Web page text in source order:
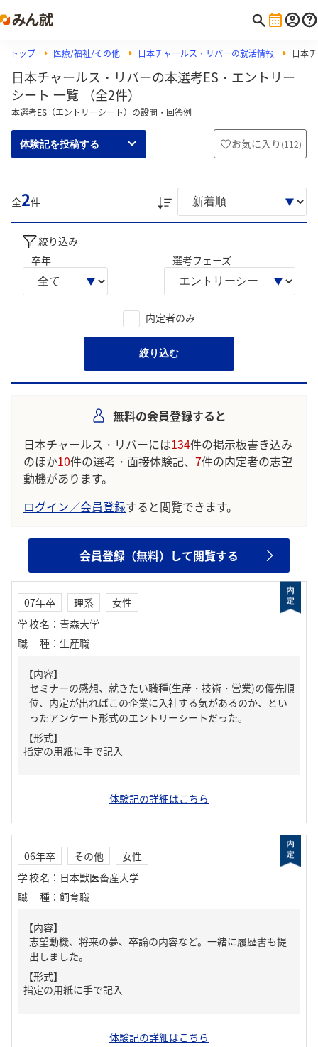
トップ 医療/福祉/その他 日本チャールス・リバーの就活情報 日本
日本チャールス・リバーの本選考ES・エントリー
シート 一覧 （全2件）
本選考ES（エントリーシート）の設問・回答例
体験記を投稿する お気に入り (112)
全2件
絞り込み
卒年
選考フェーズ
内定者のみ
絞り込む
無料の会員登録すると
日本チャールス・リバーには134件の掲示板書き込み
のほか10件の選考・面接体験記、 7件の内定者の志望
動機があります。
ログイン／会員登録すると閲覧できます。
会員登録（無料）して閲覧する
07年卒 理系
女性
学校名 ： 青森大学
職種 ： 生産職
【内容】
セミナーの感想、就きたい職種(生産・技術・営業)の優先順
位、内定が出ればこの企業に入社する気があるのか、とい
ったアンケート形式のエントリーシートだった。
【形式】
指定の用紙に手で記入
体験記の詳細はこちら
06年卒 その他
女性
学校名 ： 日本獣医畜産大学
職種 ： 飼育職
【内容】
志望動機、将来の夢、卒論の内容など。一緒に履歴書も提
出しました。
【形式】
指定の用紙に手で記入
体験記の詳細はこちら